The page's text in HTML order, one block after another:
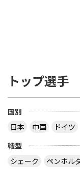
トップ選手
国別
日本
中国 ドイツ
戦型
シェーク
ペンホル